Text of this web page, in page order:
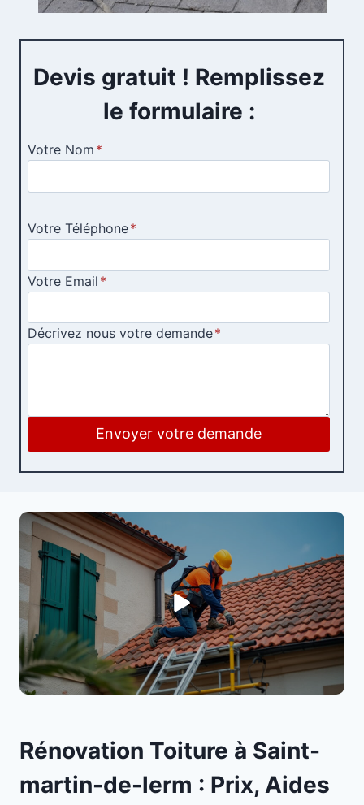
Devis gratuit ! Remplissez
le formulaire :
Votre Nom *
Votre Téléphone*
Votre Email *
Décrivez nous votre demande*
Envoyer votre demande
Rénovation Toiture à Saint-
martin-de-lerm : Prix, Aides